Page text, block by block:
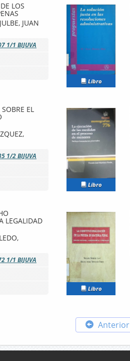
LOS
JUAN
1/1 BIJUVA
Libro
EL
1/2 BIJUVA
Libro
LEGALIDAD
1/1 BIJUVA
Libro
Anterior